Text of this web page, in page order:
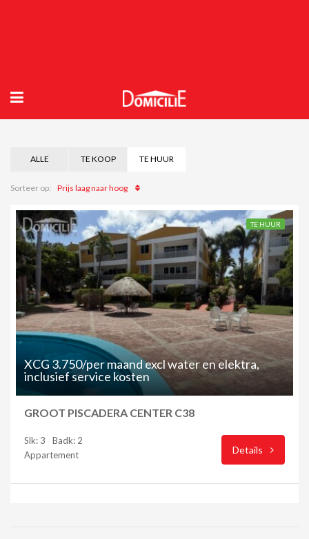
ALLE TE KOOP TE HUUR
Sorteer op: Prijs laag naar hoog
TE HUUR
XCG 3.750/per maand excl water en elektra,
inclusief service kosten
GROOT PISCADERA CENTER C38
Slk: 3
Badk: 2
Appartement
Details